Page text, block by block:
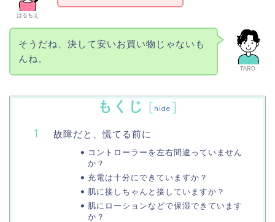
はるもえ
TARO
そうだね、決して安いお買い物じゃないも
んね。
もくじ [hide ]
故障だと、慌てる前に
コントローラーを左右間違っていません
か？
充電は十分にできていますか？
肌に接しちゃんと接していますか？
肌にローションなどで保湿できています
か？